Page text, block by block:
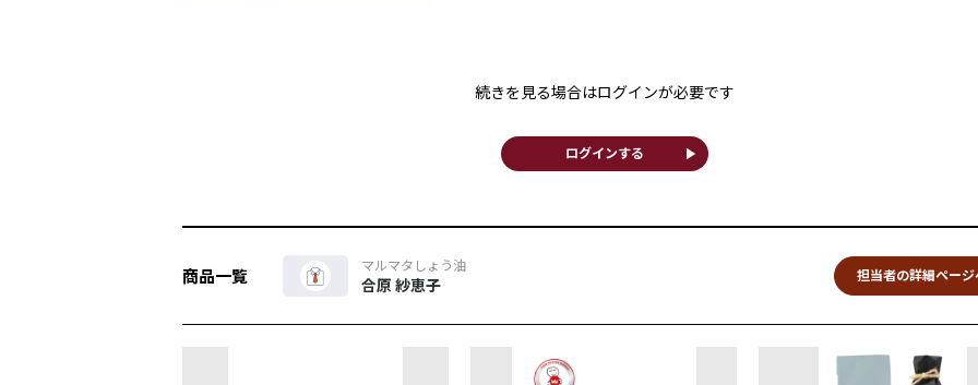
続きを見る場合はログインが必要です
ログインする play_arrow
商品一覧
マルマタしょう油
合原 紗恵子 担当者の詳細ページ